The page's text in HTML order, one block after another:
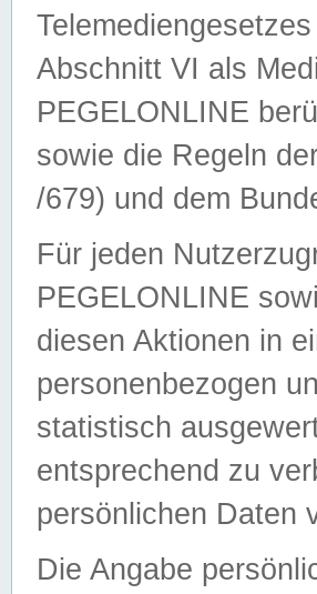
Abschnitt VI als
PEGELONLINE
sowie die Regeln
/679) und dem
Für jeden
PEGELONLINE
diesen Aktionen in
personenbezogen
statistisch
entsprechend zu
persönlichen Daten
Die Angabe